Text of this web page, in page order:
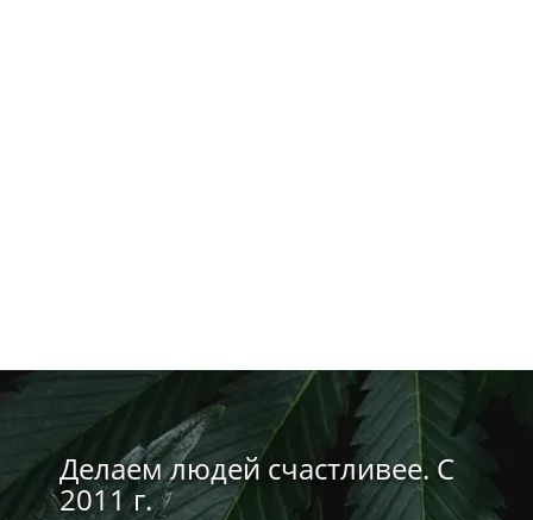
Делаем людей счастливее. С
2011 г.